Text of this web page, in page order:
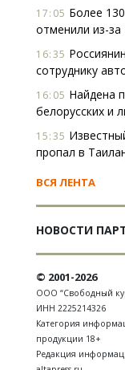
17:05 Более
отменили из-
16:35
сотруднику
16:05 Найдена
белорусских и
15:35
пропал в
ВСЯ ЛЕНТА
НОВОСТИ
© 2001-2026
ООО “Свободный
ИНН 2225214326
Категория
продукции 18+
Редакция